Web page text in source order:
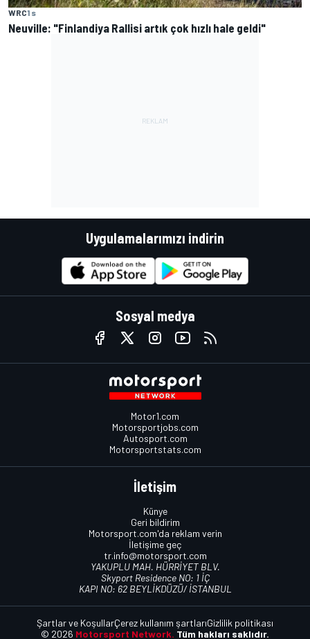
WRC1 s
Neuville: "Finlandiya Rallisi artık çok hızlı hale geldi"
Uygulamalarımızı indirin
Sosyal medya
Motor1.com
Motorsportjobs.com
Autosport.com
Motorsportstats.com
İletişim
Künye
Geri bildirim
Motorsport.com'da reklam verin
İletişime geç
tr.info@motorsport.com
YAKUPLU MAH. HÜRRİYET BLV.
Skyport Residence NO: 1 İÇ
KAPI NO: 62 BEYLİKDÜZÜ/ İSTANBUL
© 2026 Motorsport Network. Tüm hakları saklıdır.
Şartlar ve KoşullarÇerez kullanım şartlarıGizlilik politikası